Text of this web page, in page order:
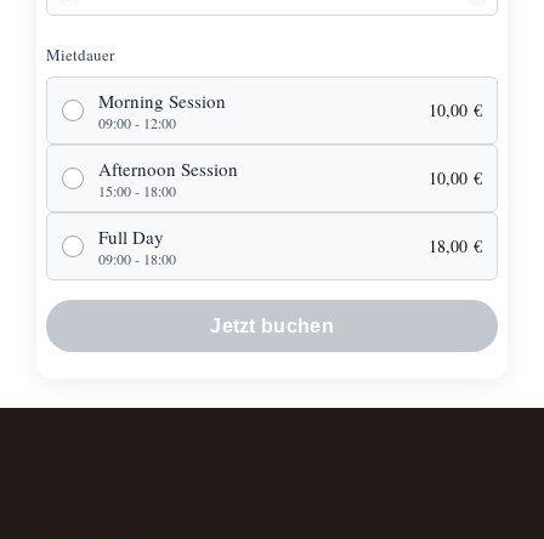
Mietdauer
Morning Session
09:00 - 12:00
10,00 €
Afternoon Session
15:00 - 18:00
10,00 €
Full Day
09:00 - 18:00
18,00 €
Jetzt buchen